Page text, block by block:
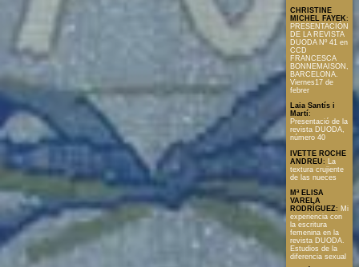
CHRISTINE
MICHEL FAYEK:
PRESENTACIÓN
DE LA REVISTA
DUODA Nº 41 en
CCD
FRANCESCA
BONNEMAISON,
BARCELONA.
Viernes17 de
febrer
Laia Santís i
Martí:
Presentació de la
revista DUODA,
número 40
IVETTE ROCHE
ANDREU:
La
textura crujiente
de las nueces
Mª ELISA
VARELA
RODRÍGUEZ: Mi
experiencia con
la escritura
femenina en la
revista DUODA.
Estudios de la
diferencia sexual